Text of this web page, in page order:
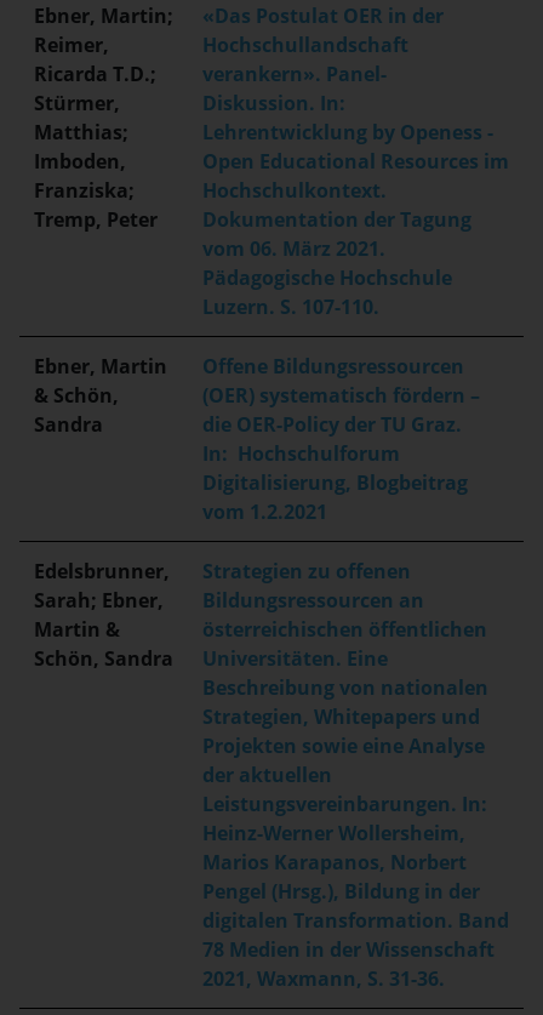
Ebner, Martin;
Reimer,
Ricarda T.D.;
Stürmer,
Matthias;
Imboden,
Franziska;
Tremp, Peter
«Das Postulat OER in der
Hochschullandschaft
verankern». Panel-
Diskussion. In:
Lehrentwicklung by Openess -
Open Educational Resources im
Hochschulkontext.
Dokumentation der Tagung
vom 06. März 2021.
Pädagogische Hochschule
Luzern. S. 107-110.
Ebner, Martin
& Schön,
Sandra
Offene Bildungsressourcen
(OER) systematisch fördern –
die OER-Policy der TU Graz.
In: Hochschulforum
Digitalisierung, Blogbeitrag
vom 1.2.2021
Edelsbrunner,
Sarah; Ebner,
Martin &
Schön, Sandra
Strategien zu offenen
Bildungsressourcen an
österreichischen öffentlichen
Universitäten. Eine
Beschreibung von nationalen
Strategien, Whitepapers und
Projekten sowie eine Analyse
der aktuellen
Leistungsvereinbarungen. In:
Heinz-Werner Wollersheim,
Marios Karapanos, Norbert
Pengel (Hrsg.), Bildung in der
digitalen Transformation. Band
78 Medien in der Wissenschaft
2021, Waxmann, S. 31-36.